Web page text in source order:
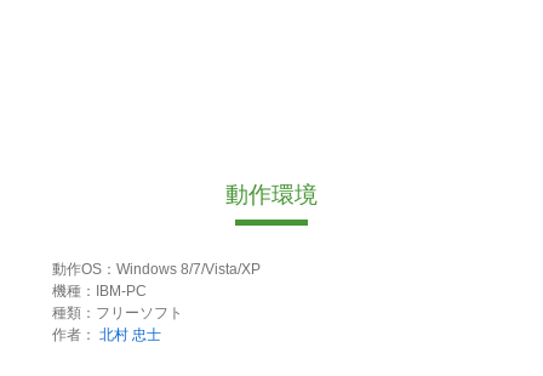
動作環境
動作OS：Windows 8/7/Vista/XP
機種：IBM-PC
種類：フリーソフト
作者： 北村 忠士